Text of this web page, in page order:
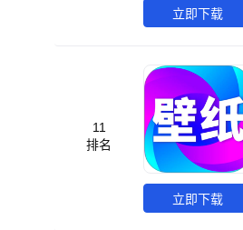
立即下载
11
排名
立即下载